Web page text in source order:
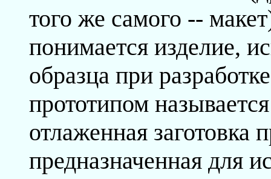
того же самого --
понимается изделие,
образца при
прототипом
отлаженная
предназначенная для